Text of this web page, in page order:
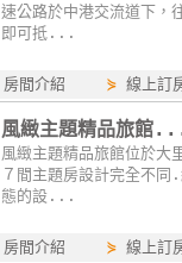
速公路於中港交流道下，
即可抵...
房間介紹 ⋟線上訂
風緻主題精品旅館
風緻主題精品旅館位於大
７間主題房設計完全不
態的設...
房間介紹 ⋟線上訂